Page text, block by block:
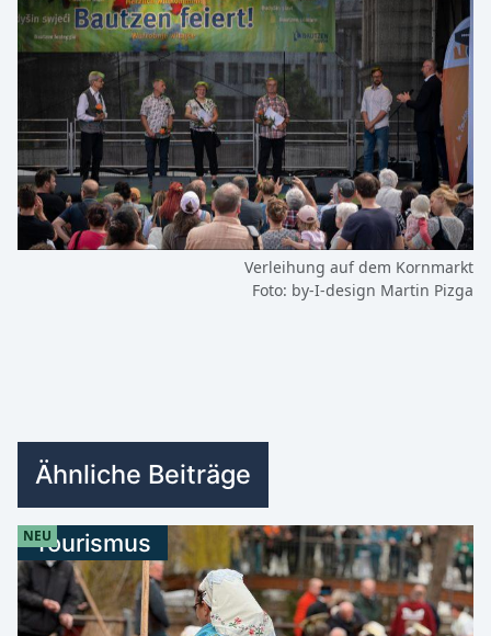
Verleihung auf dem Kornmarkt
Foto: by-I-design Martin Pizga
Ähnliche Beiträge
Tourismus
NEU